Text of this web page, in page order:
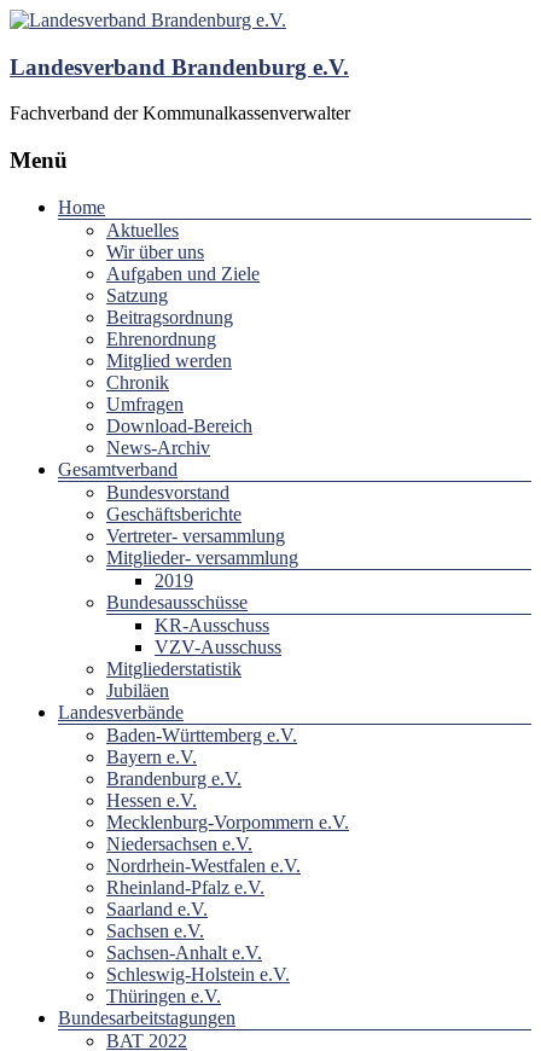
Landesverband Brandenburg e.V.
Fachverband der Kommunalkassenverwalter
Menü
Home
Aktuelles
Wir über uns
Aufgaben und Ziele
Satzung
Beitragsordnung
Ehrenordnung
Mitglied werden
Chronik
Umfragen
Download-Bereich
News-Archiv
Gesamtverband
Bundesvorstand
Geschäftsberichte
Vertreter- versammlung
Mitglieder- versammlung
2019
Bundesausschüsse
KR-Ausschuss
VZV-Ausschuss
Mitgliederstatistik
Jubiläen
Landesverbände
Baden-Württemberg e.V.
Bayern e.V.
Brandenburg e.V.
Hessen e.V.
Mecklenburg-Vorpommern e.V.
Niedersachsen e.V.
Nordrhein-Westfalen e.V.
Rheinland-Pfalz e.V.
Saarland e.V.
Sachsen e.V.
Sachsen-Anhalt e.V.
Schleswig-Holstein e.V.
Thüringen e.V.
Bundesarbeitstagungen
BAT 2022